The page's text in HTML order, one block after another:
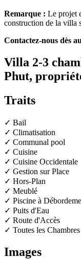
Remarque : Le projet
construction de la villa
Contactez-nous dès
Villa 2-3
Phut,
Traits
✓ Bail
✓ Climatisation
✓ Communal pool
✓ Cuisine
✓ Cuisine Occidentale
✓ Gestion sur Place
✓ Hors-Plan
✓ Meublé
✓ Piscine à
✓ Puits d'Eau
✓ Route d'Accès
✓ Toutes les
Images